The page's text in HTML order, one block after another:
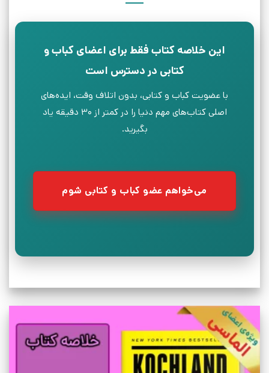
این خلاصه کتاب فقط برای اعضای کباب و
کتابی در دسترس است
با عضویت کباب و کتابی، بدون اتلاف وقت، ایده‌های
اصلی کتاب‌های مهم دنیا را در کمتر از ۳۰ دقیقه یاد
بگیرید.
می‌خواهم عضو کباب و کتابی شوم